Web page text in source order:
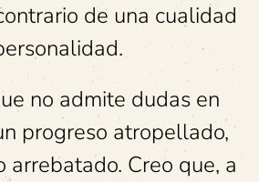
de una cualidad
no admite dudas en
progreso atropellado,
arrebatado. Creo que, a